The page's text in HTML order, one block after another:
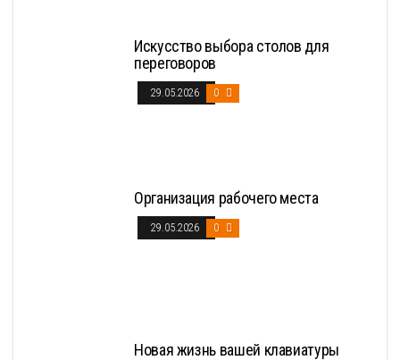
Искусство выбора столов для
переговоров
29.05.2026 0
Организация рабочего места
29.05.2026 0
Новая жизнь вашей клавиатуры